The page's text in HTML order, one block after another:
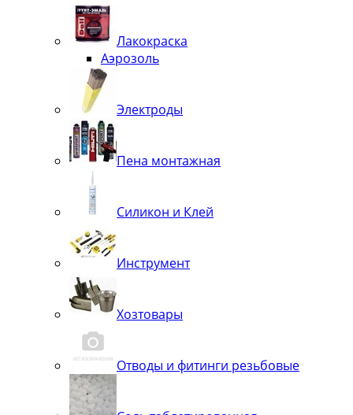
Лакокраска
Аэрозоль
Электроды
Пена монтажная
Силикон и Клей
Инструмент
Хозтовары
Отводы и фитинги резьбовые